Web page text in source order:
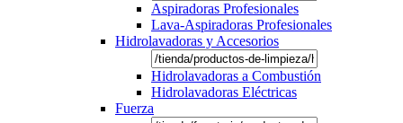
Aspiradoras Profesionales
Lava-Aspiradoras Profesionales
Hidrolavadoras y Accesorios
Hidrolavadoras a Combustión
Hidrolavadoras Eléctricas
Fuerza